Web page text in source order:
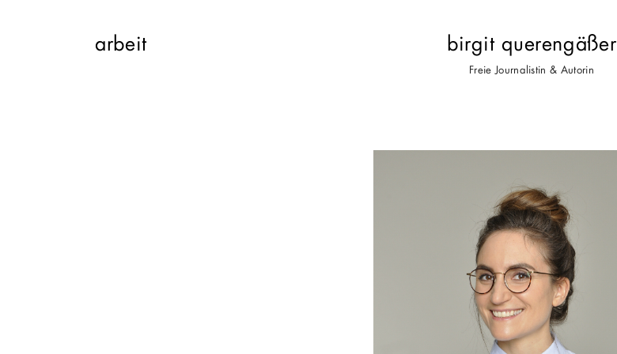
birgit querengäßer
arbeit
Freie Journalistin & Autorin